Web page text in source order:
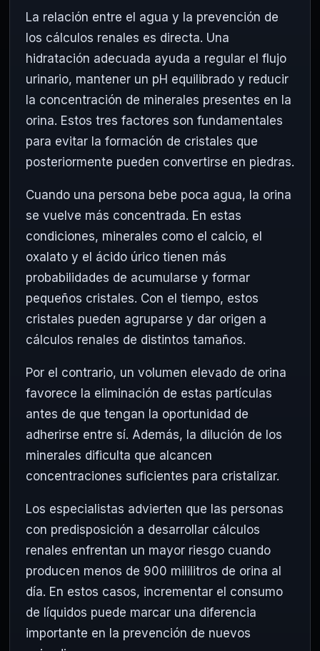
La relación entre el agua y la prevención de
los cálculos renales es directa. Una
hidratación adecuada ayuda a regular el flujo
urinario, mantener un pH equilibrado y reducir
la concentración de minerales presentes en la
orina. Estos tres factores son fundamentales
para evitar la formación de cristales que
posteriormente pueden convertirse en piedras.
Cuando una persona bebe poca agua, la orina
se vuelve más concentrada. En estas
condiciones, minerales como el calcio, el
oxalato y el ácido úrico tienen más
probabilidades de acumularse y formar
pequeños cristales. Con el tiempo, estos
cristales pueden agruparse y dar origen a
cálculos renales de distintos tamaños.
Por el contrario, un volumen elevado de orina
favorece la eliminación de estas partículas
antes de que tengan la oportunidad de
adherirse entre sí. Además, la dilución de los
minerales dificulta que alcancen
concentraciones suficientes para cristalizar.
Los especialistas advierten que las personas
con predisposición a desarrollar cálculos
renales enfrentan un mayor riesgo cuando
producen menos de 900 mililitros de orina al
día. En estos casos, incrementar el consumo
de líquidos puede marcar una diferencia
importante en la prevención de nuevos